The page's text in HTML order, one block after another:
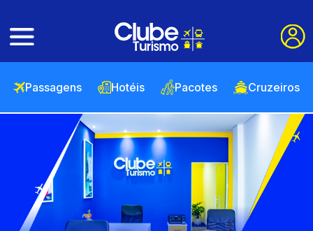
Passagens Hotéis Pacotes Cruzeiros